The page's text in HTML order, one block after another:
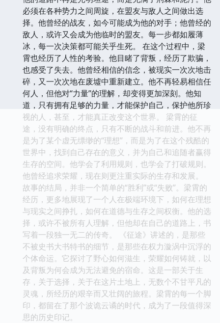
必须在各种势力之间周旋，在盟友与敌人之间做出选
择。他曾经的战友，如今可能成为他的对手；他曾经的
敌人，或许又会成为他临时的盟友。每一步都如履薄
冰，每一次决策都可能关乎生死。 在这个过程中，梁
霄也经历了人性的考验。他目睹了背叛，经历了欺骗，
也感受了失去。他曾经相信的信念，被现实一次次地击
碎，又一次次地在废墟中重新建立。他不再轻易相信任
何人，但他对“力量”的理解，却变得更加深刻。他知
道，只有拥有足够的力量，才能保护自己，保护他所珍
视的人，甚至，才能真正改变这个世界。 梁霄的征
途，没有明确的终点，只有不断的战斗和前进。他不再
是为了某个虚无缥缈的“理想”，而是为了在这个残酷的
世界中，找到自己存在的意义，并为自己和追随者赢得
生存的空间。他学会了利用规则，也学会了打破规则。
他曾经追求荣耀，现在则更注重实际的生存和发展。
故事的结局，并非一个简单的“胜利”或“失败”。梁霄的
经历，更多地展现了一个人在极端环境下，如何在理想
与现实之间挣扎，如何在道德与生存之间权衡。他的选
择，或许不被所有人理解，但他却在自己的道路上，书
写着一段独一无二的传奇。 《征途》讲述的，是那些
不被史书大书特书的细节，是那些在权力漩涡中沉浮的
个体命运。它探讨了野心如何滋生，荣耀如何铸就，以
及背叛为何会成为无法避免的宿命。这是一部关于生
存，关于选择，关于在这片土地上，无数个不甘平凡的
灵魂，所经历的艰辛而又壮阔的旅程。梁霄的每一个脚
印，都留在了那个波诡云谲的时代，成为了一段值得深
思的历史印记。